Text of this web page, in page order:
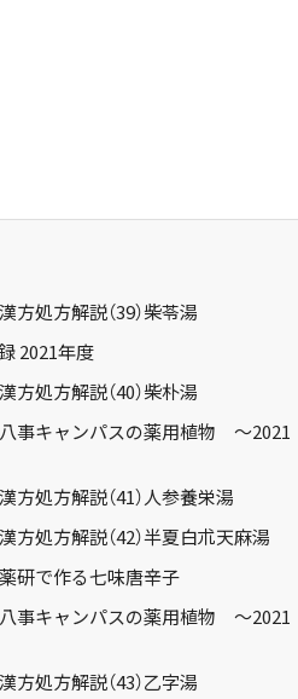
処方解説（39）柴苓湯
2021年度
処方解説（40）柴朴湯
事キャンパスの薬用植物 ～2021
処方解説（41）人参養栄湯
処方解説（42）半夏白朮天麻湯
研で作る七味唐辛子
事キャンパスの薬用植物 ～2021
処方解説（43）乙字湯